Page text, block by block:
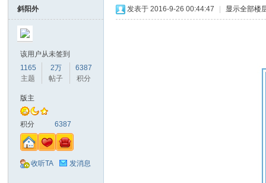
斜阳外
该用户从未签到
1165
主题
2万
帖子
6387
积分
版主
积分 6387
收听TA 发消息
发表于 2016-9-26 00:44:47 显示全部楼